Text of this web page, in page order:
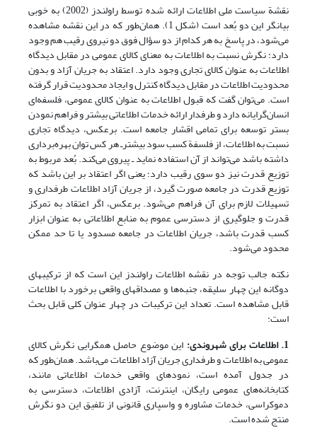
نقشة سیاست ملی اطلاعات ارائه شده توسط راولندز (2002) به خوبی
بیانگر این دو بُعد است (شکل 1). همان‌طور که در این نقشه مشاهده
می‌شود، در پاسخ به هر کدام از دو سؤال فوق دو نیروی رقیب هم وجود
دارد: نگرش نسبت به اطلاعات به معنای کالای عمومی در مقابل دیدگاه
اطلاعات به عنوان کالای تجاری وجود دارد. اعتقاد به جریان آزاد و بدون
محدودیت اطلاعات در مقابل دیدگاه کنترل و ایجاد محدودیت قرار گرفته
است. می‌توان گفت که قبول اطلاعات به عنوان کالای عمومی، فلسفه‌ای
انسان‌گرایانه دارد و طرفدار ارائه خدمات اطلاعاتی بیشتر و فراهم نمودن
بستر توسعه برای تمامی اقشار جامعه است. برعکس، دیدگاه تجاری
نسبت به اطلاعات، از فلسفة کسب سود بیشترـ هر کس توان بهره‌برداری
داشته باشد می‌تواند از آن استفاده نماید ـ پیروی می‌کند. بُعد مربوط به
توزیع قدرت نیز دو سوی رقیب دارد؛ یعنی اگر اعتقاد بر این باشد که
توزیع قدرت در جامعه صورت گیرد، از جریان آزاد اطلاعات طرفداری و
تسهیلات لازم برای آن فراهم می‌شود. برعکس، اگر اعتقاد به تمرکز
قدرت و جلوگیری از دسترسی عموم به منابع اطلاعاتی به عنوان ابزار
کسب قدرت باشد، جریان اطلاعات در جامعه مسدود یا تا حد ممکن
محدود می‌شود.
نکته جالب توجه در نقشه اطلاعات راولندز این است که از ترکیبهای
دوگانه این چهار سلیقه، جنبه‌ها و مصداقهای واقعی برخورد با اطلاعات
قابل مشاهده است. تعداد این ترکیبات در چهار عنوان کلی قابل بحث
است:
1. اطلاعات برای شهروندی:
این موضوع حاصل همگرایی نگرش کالای
عمومی به اطلاعات و طرفداری جریان آزاد اطلاعات می‌باشد. همان‌طور که
در جدول آمده است، نمودهای واقعی خدمات اطلاعاتی مانند،
کتابخانه‌های عمومی رایگان، اینترنت، آزادی اطلاعات، دسترسی به
دموکراسی، خدمات مشاوره و واسپاری قانونی از تلفیق این دو نگرش
منتج شده است.